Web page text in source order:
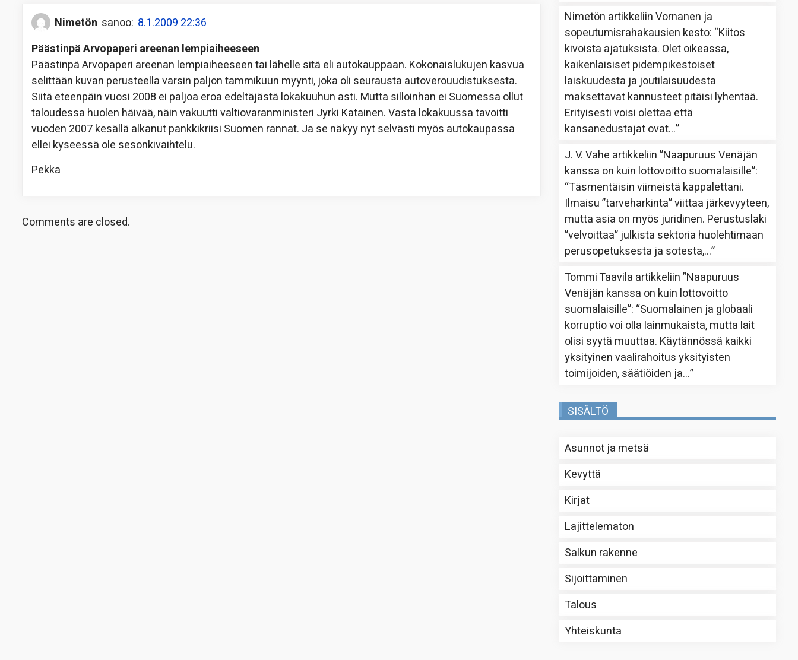
Nimetön sanoo: 8.1.2009 22:36
Päästinpä Arvopaperi areenan lempiaiheeseen
Päästinpä Arvopaperi areenan lempiaiheeseen tai lähelle sitä eli autokauppaan. Kokonaislukujen kasvua
selittään kuvan perusteella varsin paljon tammikuun myynti, joka oli seurausta autoverouudistuksesta.
Siitä eteenpäin vuosi 2008 ei paljoa eroa edeltäjästä lokakuuhun asti. Mutta silloinhan ei Suomessa ollut
taloudessa huolen häivää, näin vakuutti valtiovaranministeri Jyrki Katainen. Vasta lokakuussa tavoitti
vuoden 2007 kesällä alkanut pankkikriisi Suomen rannat. Ja se näkyy nyt selvästi myös autokaupassa
ellei kyseessä ole sesonkivaihtelu.
Pekka
Comments are closed.
Nimetön artikkeliinVornanen ja
sopeutumisrahakausien kesto: “Kiitos
kivoista ajatuksista. Olet oikeassa,
kaikenlaisiset pidempikestoiset
laiskuudesta ja joutilaisuudesta
maksettavat kannusteet pitäisi lyhentää.
Erityisesti voisi olettaa että
kansanedustajat ovat…”
J. V. Vahe artikkeliin”Naapuruus Venäjän
kanssa on kuin lottovoitto suomalaisille”:
“Täsmentäisin viimeistä kappalettani.
Ilmaisu ”tarveharkinta” viittaa järkevyyteen,
mutta asia on myös juridinen. Perustuslaki
”velvoittaa” julkista sektoria huolehtimaan
perusopetuksesta ja sotesta,…”
Tommi Taavila artikkeliin”Naapuruus
Venäjän kanssa on kuin lottovoitto
suomalaisille”: “Suomalainen ja globaali
korruptio voi olla lainmukaista, mutta lait
olisi syytä muuttaa. Käytännössä kaikki
yksityinen vaalirahoitus yksityisten
toimijoiden, säätiöiden ja…”
SISÄLTÖ
Asunnot ja metsä
Kevyttä
Kirjat
Lajittelematon
Salkun rakenne
Sijoittaminen
Talous
Yhteiskunta